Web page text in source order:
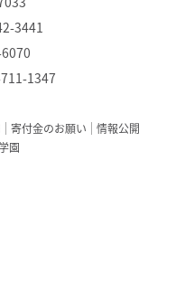
3441
1347
寄付金のお願い
情報公開
園